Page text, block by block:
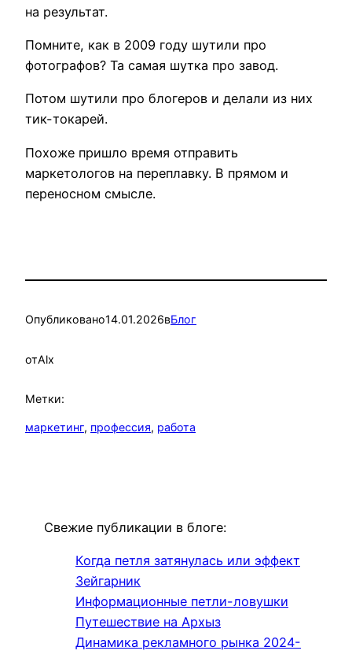
на результат.
Помните, как в 2009 году шутили про
фотографов? Та самая шутка про завод.
Потом шутили про блогеров и делали из них
тик-токарей.
Похоже пришло время отправить
маркетологов на переплавку. В прямом и
переносном смысле.
Опубликовано14.01.2026вБлог
отAlx
Метки:
маркетинг, профессия, работа
Свежие публикации в блоге:
Когда петля затянулась или эффект
Зейгарник
Информационные петли-ловушки
Путешествие на Архыз
Динамика рекламного рынка 2024-